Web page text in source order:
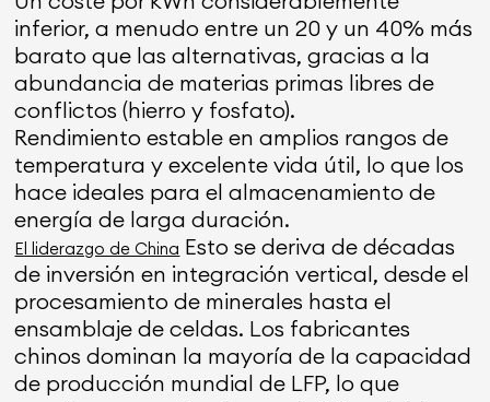
inferior, a menudo entre un 20 y un 40% más
barato que las alternativas, gracias a la
abundancia de materias primas libres de
conflictos (hierro y fosfato).
Rendimiento estable en amplios rangos de
temperatura y excelente vida útil, lo que los
hace ideales para el almacenamiento de
energía de larga duración.
El liderazgo de China Esto se deriva de décadas
de inversión en integración vertical, desde el
procesamiento de minerales hasta el
ensamblaje de celdas. Los fabricantes
chinos dominan la mayoría de la capacidad
de producción mundial de LFP, lo que